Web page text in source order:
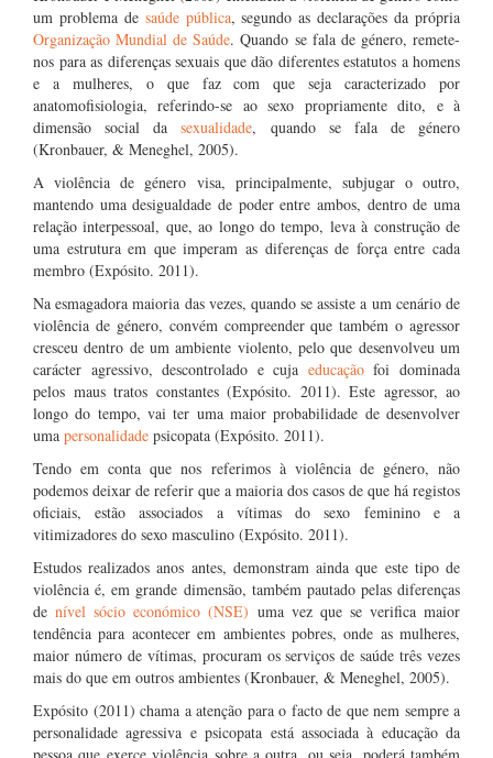
um problema de saúde pública, segundo as declarações da própria
Organização Mundial de Saúde. Quando se fala de género, remete-
nos para as diferenças sexuais que dão diferentes estatutos a homens
e a mulheres, o que faz com que seja caracterizado por
anatomofisiologia, referindo-se ao sexo propriamente dito, e à
dimensão social dasexualidade, quando se fala de género
(Kronbauer, & Meneghel, 2005).
A violência de género visa, principalmente, subjugar o outro,
mantendo uma desigualdade de poder entre ambos, dentro de uma
relação interpessoal, que, ao longo do tempo, leva à construção de
uma estrutura em que imperam as diferenças de força entre cada
membro (Expósito. 2011).
Na esmagadora maioria das vezes, quando se assiste a um cenário de
violência de género, convém compreender que também o agressor
cresceu dentro de um ambiente violento, pelo que desenvolveu um
carácter agressivo, descontrolado e cuja educaçãofoi dominada
pelos maus tratos constantes (Expósito. 2011). Este agressor, ao
longo do tempo, vai ter uma maior probabilidade de desenvolver
uma personalidade psicopata (Expósito. 2011).
Tendo em conta que nos referimos à violência de género, não
podemos deixar de referir que a maioria dos casos de que há registos
oficiais, estão associados a vítimas do sexo feminino e a
vitimizadores do sexo masculino (Expósito. 2011).
Estudos realizados anos antes, demonstram ainda que este tipo de
violência é, em grande dimensão, também pautado pelas diferenças
denível sócio económico (NSE) uma vez que se verifica maior
tendência para acontecer em ambientes pobres, onde as mulheres,
maior número de vítimas, procuram os serviços de saúde três vezes
mais do que em outros ambientes (Kronbauer, & Meneghel, 2005).
Expósito (2011) chama a atenção para o facto de que nem sempre a
personalidade agressiva e psicopata está associada à educação da